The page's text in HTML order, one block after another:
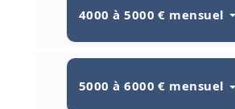
4000 à 5000 € mensuel
5000 à 6000 € mensuel